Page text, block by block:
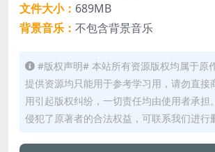
文件大小： 689MB
背景音乐： 不包含背景音乐
#版权声明# 本站所有资源版权均属于原
提供资源均只能用于参考学习用，请勿直接
用引起版权纠纷，一切责任均由使用者承担
侵犯了原著者的合法权益，可联系我们进行